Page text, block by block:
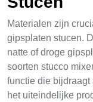
Materialen zijn
gipsplaten stucen.
natte of droge
soorten stucco
functie die
het uiteindelijke